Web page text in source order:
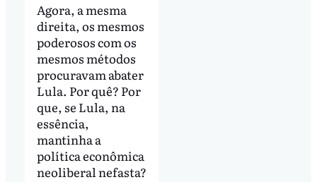
Agora, a mesma
direita, os mesmos
poderosos com os
mesmos métodos
procuravam abater
Lula. Por quê? Por
que, se Lula, na
essência,
mantinha a
política econômica
neoliberal nefasta?